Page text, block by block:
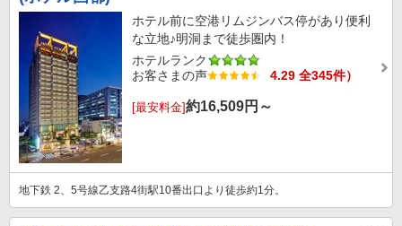
ホテル前に空港リムジンバス停があり便利
な立地♪明洞まで徒歩圏内！
ホテルランク
お客さまの声
4.29 全345件）
[最安料金]約16,509円～
地下鉄 2、5号線乙支路4街駅10番出口より徒歩約1分。